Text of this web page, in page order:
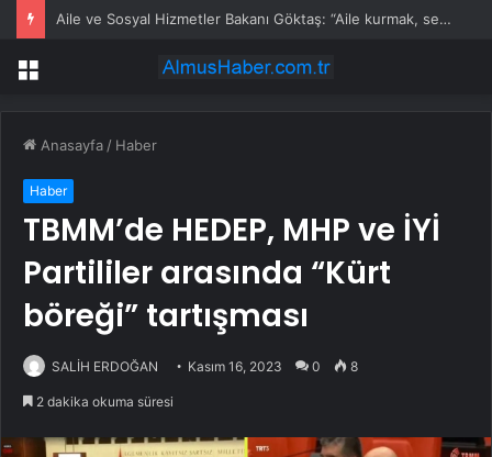
Aile ve Sosyal Hizmetler Bakanı Göktaş: “Aile kurmak, sevgi, sadakat ve sorumluluk üstüne yeni bir hayat kurmaktır”
Menü
Anasayfa / Haber
Haber
TBMM’de HEDEP, MHP ve İYİ
Partililer arasında “Kürt
böreği” tartışması
SALİH ERDOĞAN Kasım 16, 2023 0 8
2 dakika okuma süresi